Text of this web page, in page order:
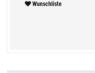
Wunschliste